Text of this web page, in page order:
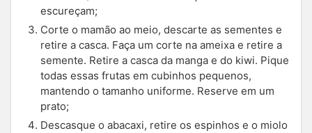
escureçam;
Corte o mamão ao meio, descarte as sementes e
retire a casca. Faça um corte na ameixa e retire a
semente. Retire a casca da manga e do kiwi. Pique
todas essas frutas em cubinhos pequenos,
mantendo o tamanho uniforme. Reserve em um
prato;
Descasque o abacaxi, retire os espinhos e o miolo